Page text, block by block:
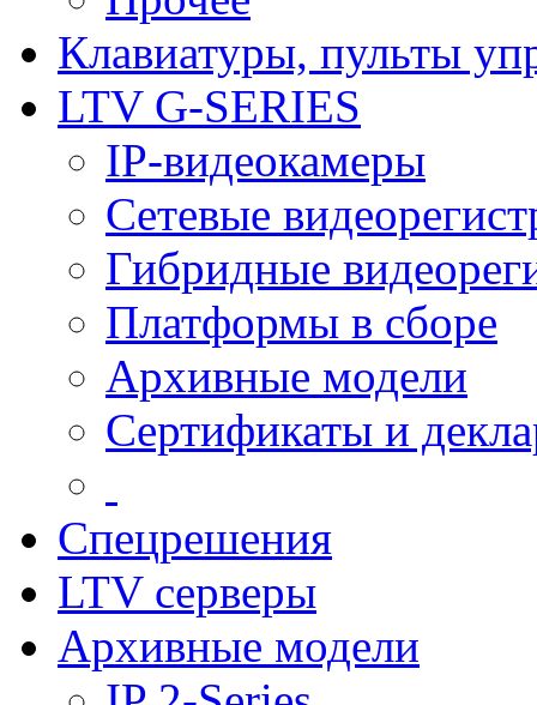
Клавиатуры, пульты
LTV G-SERIES
IP-видеокамеры
Сетевые
Гибридные
Платформы в сборе
Архивные модели
Сертификаты и
Спецрешения
LTV серверы
Архивные модели